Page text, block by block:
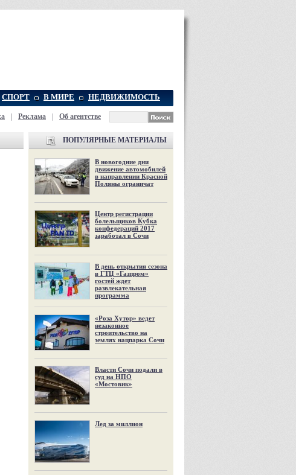
СПОРТ В МИРЕ НЕДВИЖИМОСТЬ
Реклама Об агентстве
ПОПУЛЯРНЫЕ МАТЕРИАЛЫ
В новогодние дни
движение автомобилей
в направлении Красной
Поляны ограничат
Центр регистрации
болельщиков Кубка
конфедераций 2017
заработал в Сочи
В день открытия сезона
в ГТЦ «Газпром»
гостей ждет
развлекательная
программа
«Роза Хутор» ведет
незаконное
строительство на
землях нацпарка Сочи
Власти Сочи подали в
суд на НПО
«Мостовик»
Лед за миллион